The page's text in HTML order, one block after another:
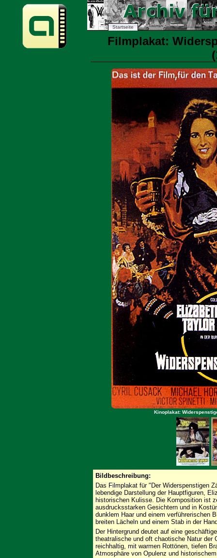
Startseite
Filmplakat:
Kinoplakat:
Bildbeschreibung:
Das Filmplakat für "Der Widerspenstigen
lebendige Darstellung der Hauptfiguren,
historischen Kulisse. Die Komposition ist
ausdrucksstarken Gesichtern und in
dunklem Haar und einem verführerischen
breiten Lächeln und einem Stab in der
Der Hintergrund deutet auf eine
theatralische und oft chaotische Natur der
reichhaltig, mit warmen Rottönen, tiefen
Atmosphäre von Opulenz und